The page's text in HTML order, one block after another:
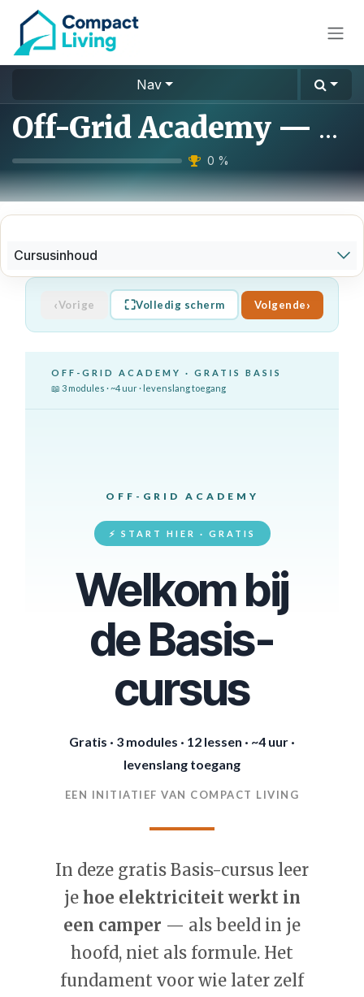
Nav
Off-Grid Academy — Basis
0 %
Cursusinhoud
‹Vorige ⛶Volledig scherm Volgende›
OFF-GRID ACADEMY · GRATIS BASIS
📖 3 modules · ~4 uur · levenslang toegang
OFF-GRID ACADEMY
⚡ START HIER · GRATIS
Welkom bij
de Basis-
cursus
Gratis · 3 modules · 12 lessen · ~4 uur ·
levenslang toegang
EEN INITIATIEF VAN COMPACT LIVING
In deze gratis Basis-cursus leer
je hoe elektriciteit werkt in
een camper — als beeld in je
hoofd, niet als formule. Het
fundament voor wie later zelf